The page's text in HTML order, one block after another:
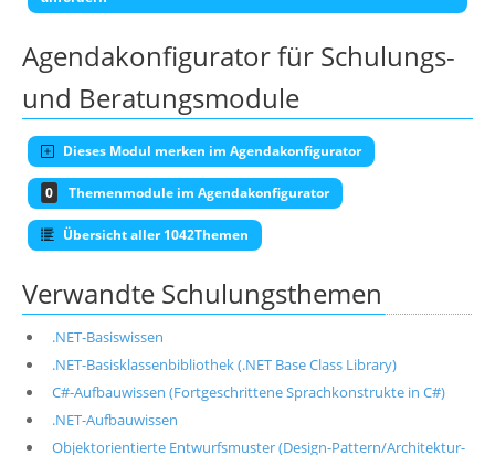
Agendakonfigurator für Schulungs-
und Beratungsmodule
Dieses Modul merken im Agendakonfigurator
0 Themenmodule im Agendakonfigurator
Übersicht aller 1042Themen
Verwandte Schulungsthemen
.NET-Basiswissen
.NET-Basisklassenbibliothek (.NET Base Class Library)
C#-Aufbauwissen (Fortgeschrittene Sprachkonstrukte in C#)
.NET-Aufbauwissen
Objektorientierte Entwurfsmuster (Design-Pattern/Architektur-